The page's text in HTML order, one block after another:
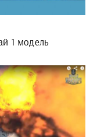
1 модель